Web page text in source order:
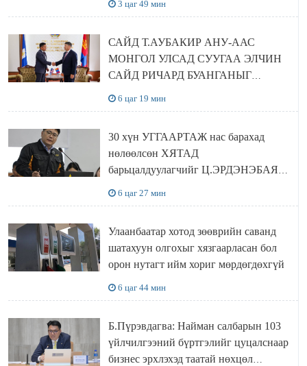
3 цаг 49 мин
САЙД Т.АУБАКИР АНУ-ААС
МОНГОЛ УЛСАД СУУГАА ЭЛЧИН
САЙД РИЧАРД БУАНГАНЫГ
6 цаг 19 мин
30 хүн УГГААРТАЖ нас барахад
нөлөөлсөн ХЯТАД
барьцалдуулагчийг Ц.ЭРДЭНЭБАЯР
6 цаг 27 мин
Улаанбаатар хотод зөөврийн саванд
шатахуун олгохыг хязгаарласан бол
орон нутагт ийм хориг мөрдөгдөхгүй
6 цаг 44 мин
Б.Пүрэвдагва: Найман салбарын 103
үйлчилгээний бүртгэлийг цуцалснаар
бизнес эрхлэхэд таатай нөхцөл